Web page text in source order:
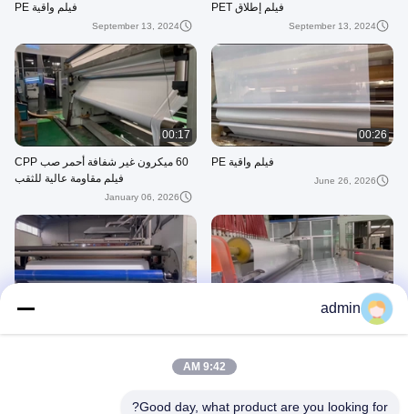
فيلم إطلاق PET
September 13, 2024
فيلم واقية PE
September 13, 2024
00:26
فيلم واقية PE
June 26, 2026
00:17
60 ميكرون غير شفافة أحمر صب CPP
فيلم مقاومة عالية للثقب
January 06, 2026
00:23
50 ميكروميتر من فيلم البولي بروبيلين
الصناعي
فيلم البولي بروبلين صب 60 ميكرون
June 08, 2025
admin
9:42 AM
Good day, what product are you looking for?